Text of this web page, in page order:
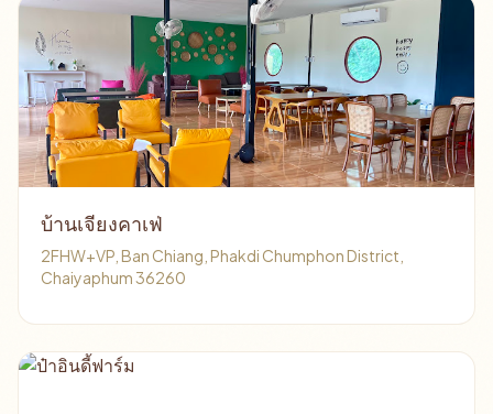
บ้านเจียงคาเฟ่
2FHW+VP, Ban Chiang, Phakdi Chumphon District,
Chaiyaphum 36260